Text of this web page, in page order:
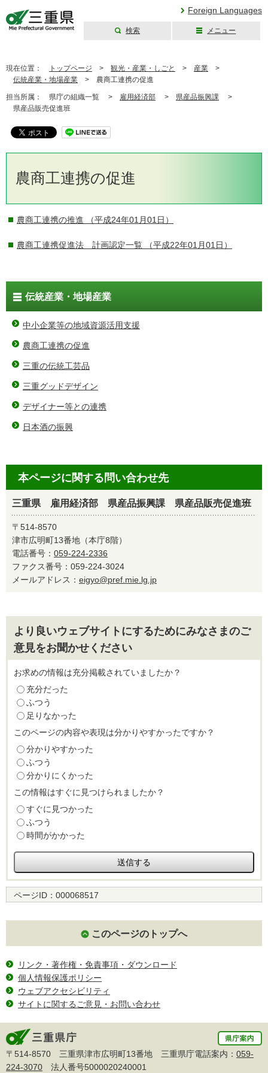
Foreign Languages
検索 メニュー
現在位置： トップページ > 観光・産業・しごと > 産業 >
伝統産業・地場産業 > 農商工連携の促進
担当所属： 県庁の組織一覧 > 雇用経済部 > 県産品振興課 >
県産品販売促進班
農商工連携の促進
農商工連携の推進 （平成24年01月01日）
農商工連携促進法 計画認定一覧 （平成22年01月01日）
伝統産業・地場産業
中小企業等の地域資源活用支援
農商工連携の促進
三重の伝統工芸品
三重グッドデザイン
デザイナー等との連携
日本酒の振興
本ページに関する問い合わせ先
三重県 雇用経済部 県産品振興課 県産品販売促進班
〒514-8570
津市広明町13番地（本庁8階）
電話番号： 059-224-2336
ファクス番号：059-224-3024
メールアドレス： eigyo@pref.mie.lg.jp
より良いウェブサイトにするためにみなさまのご
意見をお聞かせください
お求めの情報は充分掲載されていましたか？
充分だった
ふつう
足りなかった
このページの内容や表現は分かりやすかったですか？
分かりやすかった
ふつう
分かりにくかった
この情報はすぐに見つけられましたか？
すぐに見つかった
ふつう
時間がかかった
ページID： 000068517
このページのトップへ
リンク・著作権・免責事項・ダウンロード
個人情報保護ポリシー
ウェブアクセシビリティ
サイトに関するご意見・お問い合わせ
〒514-8570 三重県津市広明町13番地 三重県庁電話案内： 059-
224-3070 法人番号5000020240001